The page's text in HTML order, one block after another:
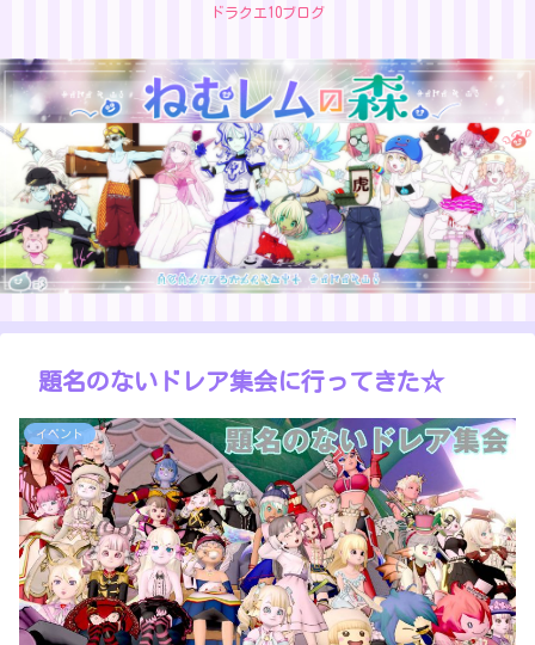
ドラクエ10ブログ
題名のないドレア集会に行ってきた☆
イベント